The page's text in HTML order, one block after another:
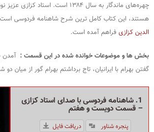
چهره‌های ماندگار به سال ۱۳۸۴ است. استاد کزازی عزیز نویسنده کتاب
هستند، این کتاب کامل ترین شرح شاهنامه فردوسی
الدین کزازی فراهم آمده است.
بخش ها و موضوعات خوانده شده در این قسمت : آمدن
گفتن بهرام با ایرانیان، تاج برداشتم بهرام گور از میان
1. شاهنامه فردوسی با صدای استاد کزازی
– قسمت دویست و هفتم
پنجره شناور دریافت فایل